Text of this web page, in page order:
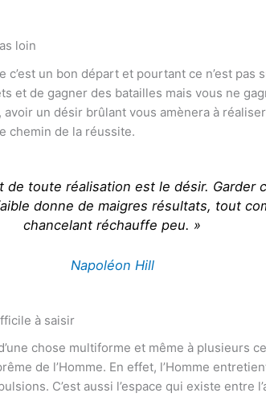
loin
un bon départ et pourtant ce n’est pas
et de gagner des batailles mais vous ne
un désir brûlant vous amènera à
chemin de la réussite.
de toute réalisation est le désir. Garder
donne de maigres résultats, tout
chancelant réchauffe peu. »
Napoléon Hill
à saisir
chose multiforme et même à plusieurs
de l’Homme. En effet, l’Homme
C’est aussi l’espace qui existe entre